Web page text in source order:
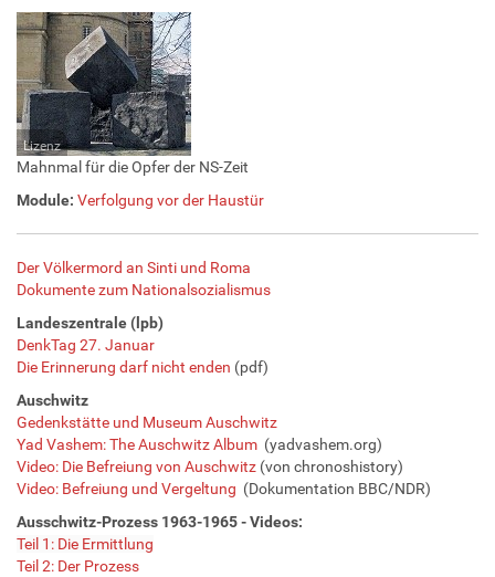
Lizenz
Mahnmal für die Opfer der NS-Zeit
Module: Verfolgung vor der Haustür
Der Völkermord an Sinti und Roma
Dokumente zum Nationalsozialismus
Landeszentrale (lpb)
DenkTag 27. Januar
Die Erinnerung darf nicht enden (pdf)
Auschwitz
Gedenkstätte und Museum Auschwitz
Yad Vashem: The Auschwitz Album (yadvashem.org)
Video: Die Befreiung von Auschwitz (von chronoshistory)
Video: Befreiung und Vergeltung (Dokumentation BBC/NDR)
Ausschwitz-Prozess 1963-1965 - Videos:
Teil 1: Die Ermittlung
Teil 2: Der Prozess